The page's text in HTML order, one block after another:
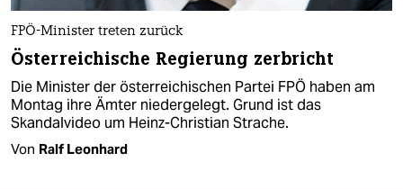
FPÖ-Minister treten zurück
Österreichische Regierung zerbricht
Die Minister der österreichischen Partei FPÖ haben am
Montag ihre Ämter niedergelegt. Grund ist das
Skandalvideo um Heinz-Christian Strache.
Von Ralf Leonhard